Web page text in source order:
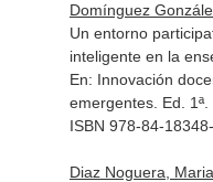
Domínguez
Un entorno
inteligente en la
En: Innovación
emergentes. Ed.
ISBN 978-84-
Diaz Noguera,